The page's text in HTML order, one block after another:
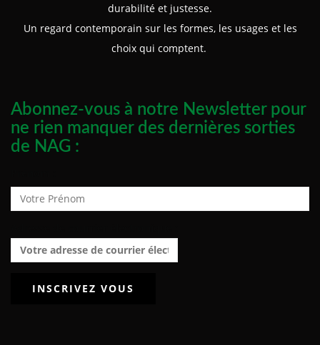
durabilité et justesse.
Un regard contemporain sur les formes, les usages et les
choix qui comptent.
Abonnez-vous à notre Newsletter pour
ne rien manquer des dernières sorties
de NAG :